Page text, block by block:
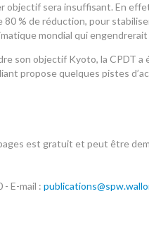
objectif sera insuffisant. En
80 % de réduction, pour
mondial qui
son objectif Kyoto, la CPDT
propose quelques pistes
est gratuit et peut être
- E-mail :